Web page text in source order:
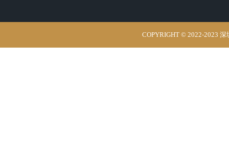
COPYRIGHT © 2022-2023